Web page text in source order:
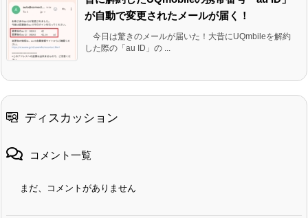
が自動で変更されたメールが届く！
今日は驚きのメールが届いた！大昔にUQmbileを解約
した際の「au ID」の ...
ディスカッション
コメント一覧
まだ、コメントがありません